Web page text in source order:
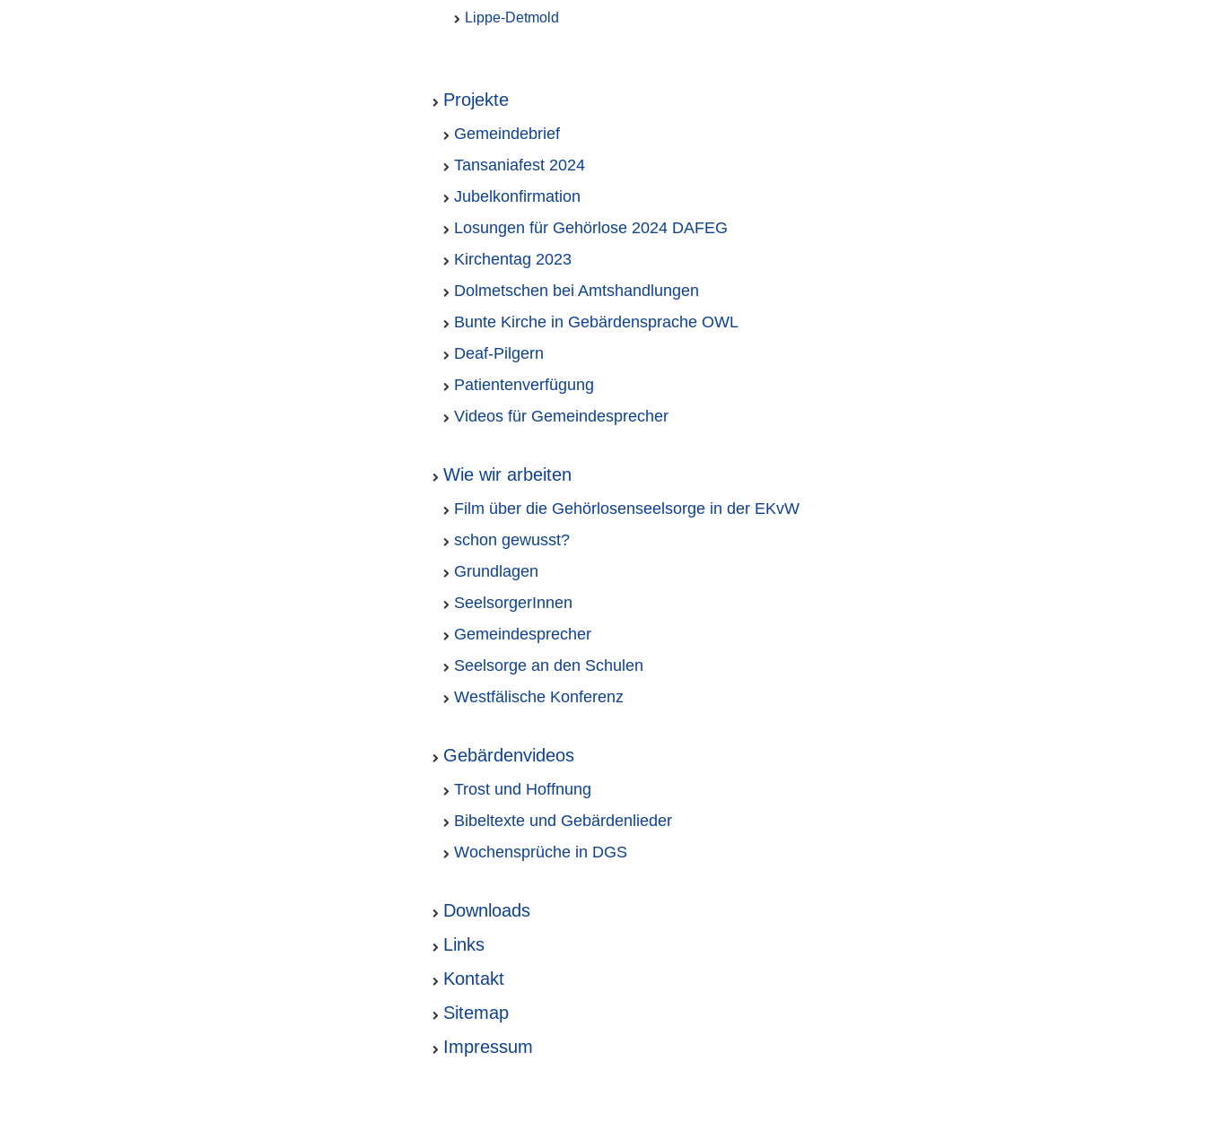
Lippe-Detmold
Projekte
Gemeindebrief
Tansaniafest 2024
Jubelkonfirmation
Losungen für Gehörlose 2024 DAFEG
Kirchentag 2023
Dolmetschen bei Amtshandlungen
Bunte Kirche in Gebärdensprache OWL
Deaf-Pilgern
Patientenverfügung
Videos für Gemeindesprecher
Wie wir arbeiten
Film über die Gehörlosenseelsorge in der EKvW
schon gewusst?
Grundlagen
SeelsorgerInnen
Gemeindesprecher
Seelsorge an den Schulen
Westfälische Konferenz
Gebärdenvideos
Trost und Hoffnung
Bibeltexte und Gebärdenlieder
Wochensprüche in DGS
Downloads
Links
Kontakt
Sitemap
Impressum